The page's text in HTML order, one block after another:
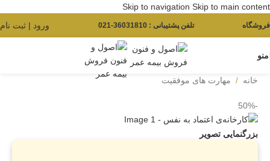
Skip to navigation Skip to main content
فروشگاه تلفن پشتیبانی : 36031810-021 ورود | ثبت نام
منو
خانه / مهارت های موفقیت
-50%
بزرگنمایی تصویر